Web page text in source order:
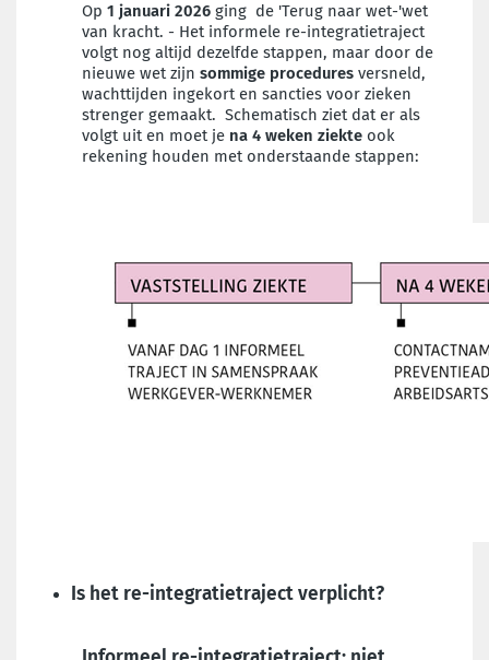
Op 1 januari 2026 ging de 'Terug naar wet-'wet
van kracht. - Het informele re-integratietraject
volgt nog altijd dezelfde stappen, maar door de
nieuwe wet zijn sommige procedures versneld,
wachttijden ingekort en sancties voor zieken
strenger gemaakt. Schematisch ziet dat er als
volgt uit en moet je na 4 weken ziekte ook
rekening houden met onderstaande stappen:
Is het re-integratietraject verplicht?